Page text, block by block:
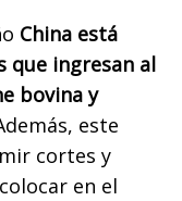
China está
que ingresan al
bovina y
este
cortes y
en el